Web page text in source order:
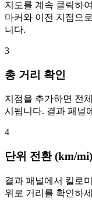
지도를 계속 클릭하
마커와 이전 지점으
니다.
3
총 거리 확인
지점을 추가하면 전
시됩니다. 결과 패널
4
단위 전환 (km/mi)
결과 패널에서 킬로
위로 거리를 확인하